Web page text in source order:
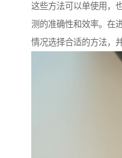
这些方法可以单使用，
测的准确性和效率。在
情况选择合适的方法，